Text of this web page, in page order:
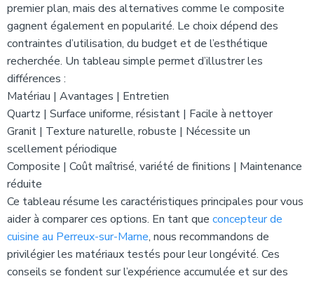
premier plan, mais des alternatives comme le composite
gagnent également en popularité. Le choix dépend des
contraintes d’utilisation, du budget et de l’esthétique
recherchée. Un tableau simple permet d’illustrer les
différences :
Matériau | Avantages | Entretien
Quartz | Surface uniforme, résistant | Facile à nettoyer
Granit | Texture naturelle, robuste | Nécessite un
scellement périodique
Composite | Coût maîtrisé, variété de finitions | Maintenance
réduite
Ce tableau résume les caractéristiques principales pour vous
aider à comparer ces options. En tant que concepteur de
cuisine au Perreux-sur-Marne, nous recommandons de
privilégier les matériaux testés pour leur longévité. Ces
conseils se fondent sur l’expérience accumulée et sur des